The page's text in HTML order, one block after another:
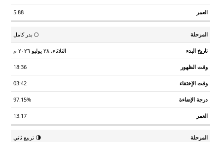
5.88
🌕 بدر كامل
الثلاثاء، ٢٨ يوليو ٢٠٢٦ م
18:36
03:42
97.15%
13.17
🌗 تربيع ثاني